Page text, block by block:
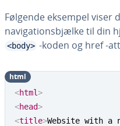
Følgende eksempel viser
navi­ga­tions­b­jæl­ke til din
<body> -koden og href -
<html>
<head>
<title>Website with a
html